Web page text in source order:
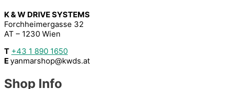
K & W DRIVE SYSTEMS
Forchheimergasse 32
AT – 1230 Wien
T +43 1 890 1650
Eyanmarshop@kwds.at
Shop Info